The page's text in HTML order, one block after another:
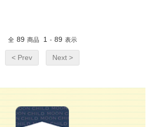
全 89 商品 1 - 89 表示
< Prev Next >